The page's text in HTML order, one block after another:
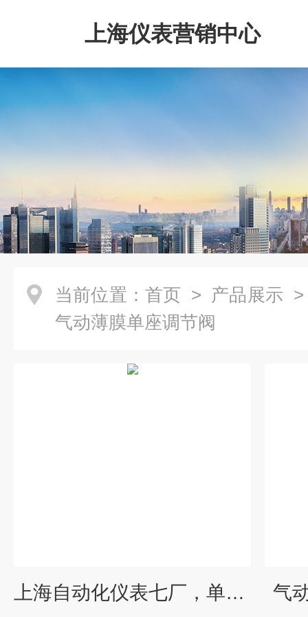
上海仪表营销中心
当前位置： 首页 > 产品展示
气动薄膜单座调节阀
上海自动化仪表七厂，单座调节阀，HLC 气